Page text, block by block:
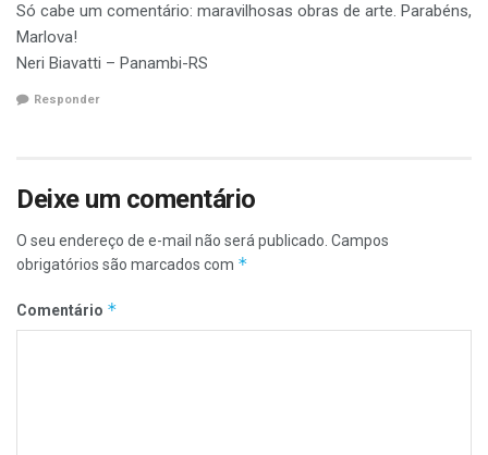
Só cabe um comentário: maravilhosas obras de arte. Parabéns,
Marlova!
Neri Biavatti – Panambi-RS
Responder
Deixe um comentário
O seu endereço de e-mail não será publicado. Campos
obrigatórios são marcados com *
Comentário *